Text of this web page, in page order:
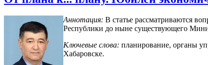
Аннотация: В статье рассматриваются
Республики до ныне существующего
Ключевые слова: планирование, органы
Хабаровске.